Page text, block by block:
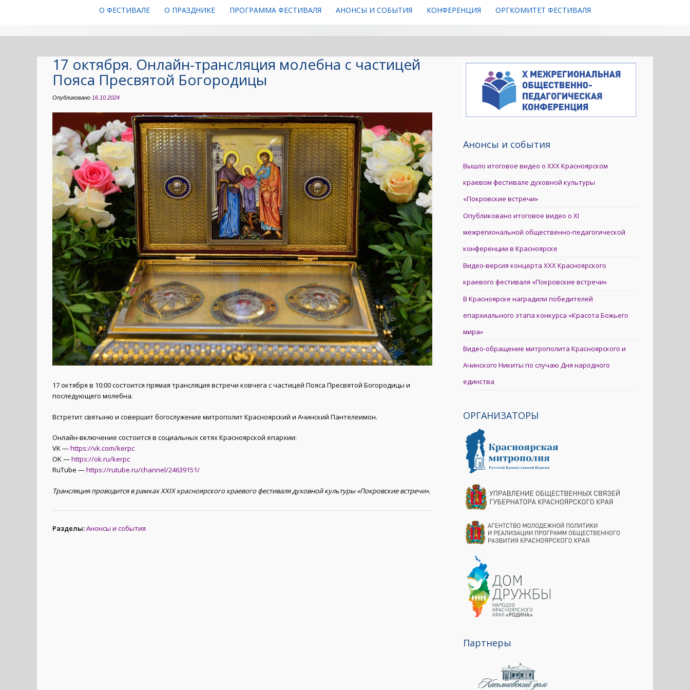
О ФЕСТИВАЛЕ О ПРАЗДНИКЕ ПРОГРАММА ФЕСТИВАЛЯ АНОНСЫ И СОБЫТИЯ КОНФЕРЕНЦИЯ ОРГКОМИТЕТ ФЕСТИВАЛЯ
17 октября. Онлайн-трансляция молебна с частицей
Пояса Пресвятой Богородицы
Опубликовано 16.10.2024
17 октября в 10:00 состоится прямая трансляция встречи ковчега с частицей Пояса Пресвятой Богородицы и
последующего молебна.
Встретит святыню и совершит богослужение митрополит Красноярский и Ачинский Пантелеимон.
Онлайн-включение состоится в социальных сетях Красноярской епархии:
VK —https://vk.com/kerpc
OK —https://ok.ru/kerpc
RuTube —https://rutube.ru/channel/24639151/
Трансляция проводится в рамках XXIX красноярского краевого фестиваля духовной культуры «Покровские встречи».
Разделы:Анонсы и события
Анонсы и события
Вышло итоговое видео о XXX Красноярском
краевом фестивале духовной культуры
«Покровские встречи»
Опубликовано итоговое видео о XI
межрегиональной общественно-педагогической
конференции в Красноярске
Видео-версия концерта XXX Красноярского
краевого фестиваля «Покровские встречи»
В Красноярске наградили победителей
епархиального этапа конкурса «Красота Божьего
мира»
Видео-обращение митрополита Красноярского и
Ачинского Никиты по случаю Дня народного
единства
ОРГАНИЗАТОРЫ
Партнеры